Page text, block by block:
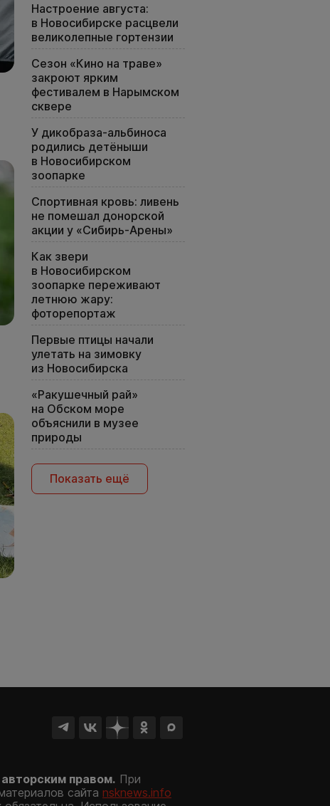
Настроение августа:
в Новосибирске расцвели
великолепные гортензии
Сезон «Кино на траве»
закроют ярким
фестивалем в Нарымском
сквере
У дикобраза-альбиноса
родились детёныши
в Новосибирском
зоопарке
Спортивная кровь: ливень
не помешал донорской
акции у «Сибирь-Арены»
Как звери
в Новосибирском
зоопарке переживают
летнюю жару:
фоторепортаж
Первые птицы начали
улетать на зимовку
из Новосибирска
«Ракушечный рай»
на Обском море
объяснили в музее
природы
Показать ещё
правом. При
сайта nsknews.info